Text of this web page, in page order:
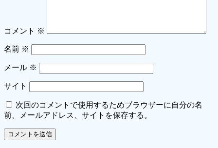
コメント ※
名前 ※
メール ※
サイト
次回のコメントで使用するためブラウザーに自分の名
前、メールアドレス、サイトを保存する。